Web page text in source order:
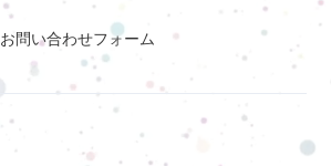
お問い合わせフォーム